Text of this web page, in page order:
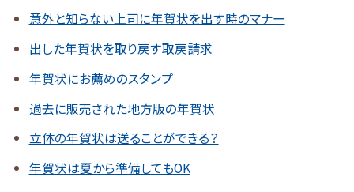
意外と知らない上司に年賀状を出す時のマナー
出した年賀状を取り戻す取戻請求
年賀状にお薦めのスタンプ
過去に販売された地方版の年賀状
立体の年賀状は送ることができる？
年賀状は夏から準備してもOK